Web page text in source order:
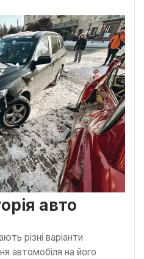
авто
різні варіанти
автомобіля на його